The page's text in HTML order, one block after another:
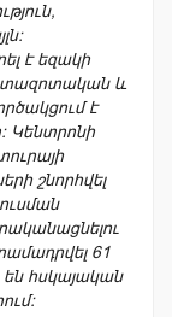
է եզակի
և
է
Կենտրոնի
շնորհվել
61
հսկայական